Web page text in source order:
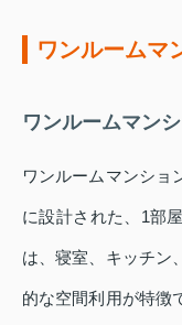
ワンルームマ
ワンルームマン
ワンルームマンショ
に設計された、1部
は、寝室、キッチン
的な空間利用が特徴